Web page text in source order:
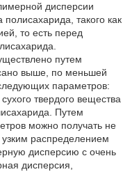
дисперсии
полисахарида, такого как
то есть перед
путем
выше, по меньшей
параметров:
твердого вещества
Путем
можно получать не
распределением
дисперсию с очень
дисперсия,